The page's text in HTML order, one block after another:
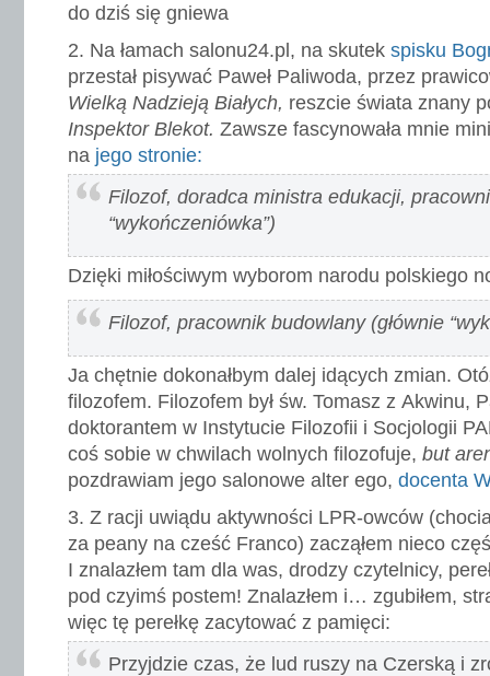
do dziś się gniewa
Na łamach salonu24.pl, na skutek spisku
przestał pisywać Paweł Paliwoda, przez
Wielką Nadzieją Białych, reszcie świata znany
Inspektor Blekot. Zawsze fascynowała mnie
na jego stronie:
Filozof, doradca ministra edukacji,
“wykończeniówka”)
Dzięki miłościwym wyborom narodu polskiego
Filozof, pracownik budowlany (głównie
Ja chętnie dokonałbym dalej idących zmian.
filozofem. Filozofem był św. Tomasz z Akwinu,
doktorantem w Instytucie Filozofii i Socjologii
coś sobie w chwilach wolnych filozofuje, but
pozdrawiam jego salonowe alter ego, docenta
Z racji uwiądu aktywności LPR-owców
za peany na cześć Franco) zacząłem nieco
I znalazłem tam dla was, drodzy czytelnicy,
pod czyimś postem! Znalazłem i… zgubiłem,
więc tę perełkę zacytować z pamięci:
Przyjdzie czas, że lud ruszy na Czerską i